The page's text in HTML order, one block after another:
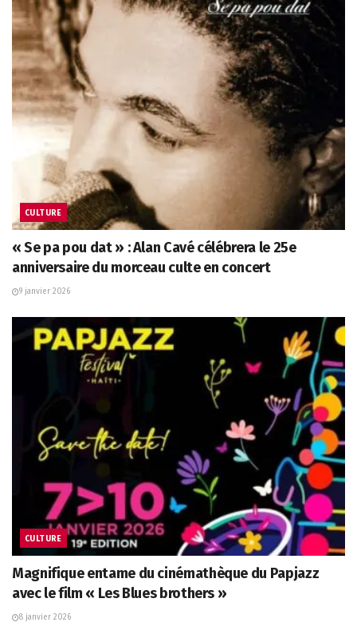
CULTURE
« Se pa pou dat » : Alan Cavé célébrera le 25e
anniversaire du morceau culte en concert
9 janvier 2026
CULTURE
Magnifique entame du cinémathèque du Papjazz
avec le film « Les Blues brothers »
8 janvier 2026